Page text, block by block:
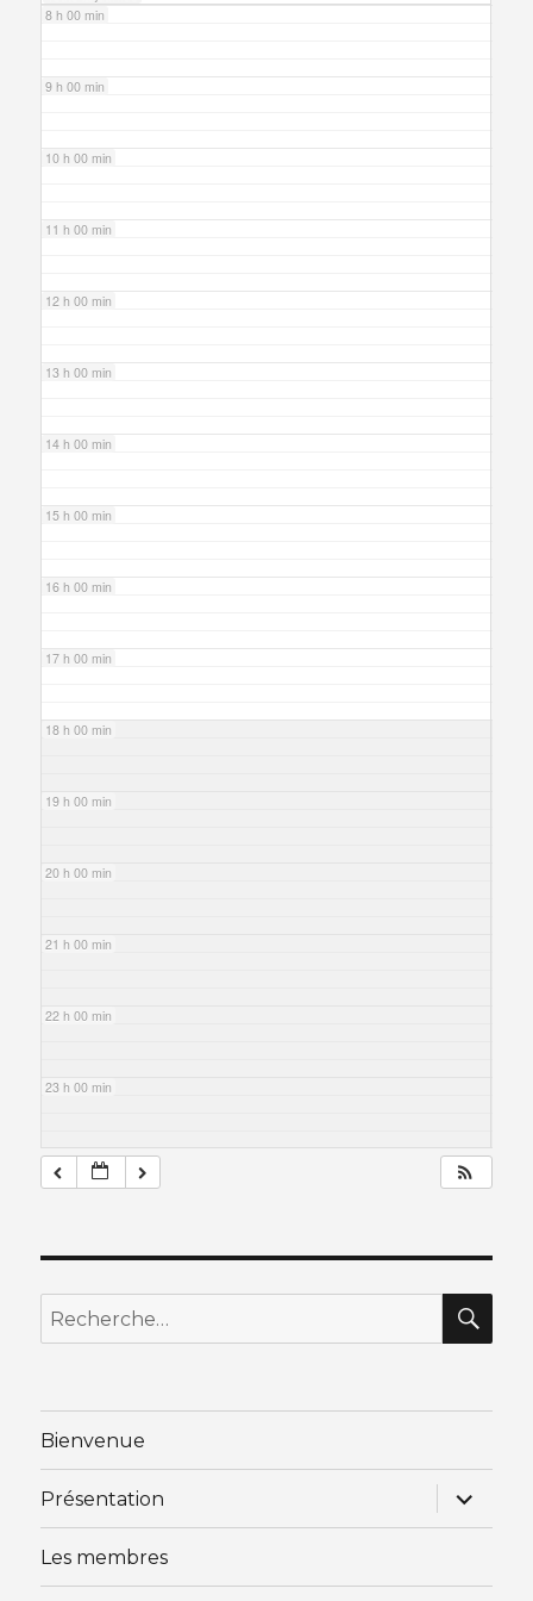
8 h 00 min
9 h 00 min
10 h 00 min
11 h 00 min
12 h 00 min
13 h 00 min
14 h 00 min
15 h 00 min
16 h 00 min
17 h 00 min
18 h 00 min
19 h 00 min
20 h 00 min
21 h 00 min
22 h 00 min
23 h 00 min
Recherche
pour
Bienvenue
Présentation
ouvrir
le
sous-
Les membres